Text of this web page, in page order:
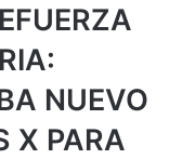
NUEVO
X PARA